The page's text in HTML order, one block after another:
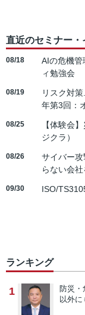
直近のセミナー・
08/18
AIの危機管
ィ勉強会
08/19
リスク対
年第3回：
08/25
【体験会
ジクラ）
08/26
サイバー
らない会
09/30 ISO/
ランキング
1 防災・
以外